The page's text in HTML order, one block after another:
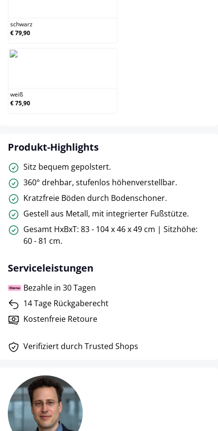
schwarz
€ 79,90
weiß
€ 75,90
Produkt-Highlights
Sitz bequem gepolstert.
360° drehbar, stufenlos höhenverstellbar.
Kratzfreie Böden durch Bodenschoner.
Gestell aus Metall, mit integrierter Fußstütze.
Gesamt HxBxT: 83 - 104 x 46 x 49 cm | Sitzhöhe:
60 - 81 cm.
Serviceleistungen
Bezahle in 30 Tagen
14 Tage Rückgaberecht
Kostenfreie Retoure
Verifiziert durch Trusted Shops